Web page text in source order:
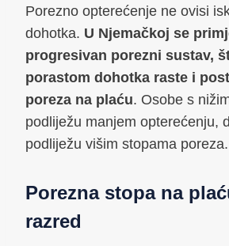
Porezno opterećenje ne ovisi
dohotka. U Njemačkoj se
progresivan porezni sustav,
porastom dohotka raste i
poreza na plaću. Osobe s
podliježu manjem opterećenju,
podliježu višim stopama poreza.
Porezna stopa na
razred